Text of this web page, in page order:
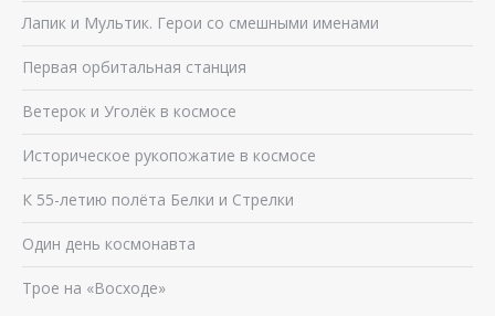
Лапик и Мультик. Герои со смешными именами
Первая орбитальная станция
Ветерок и Уголёк в космосе
Историческое рукопожатие в космосе
К 55-летию полёта Белки и Стрелки
Один день космонавта
Трое на «Восходе»